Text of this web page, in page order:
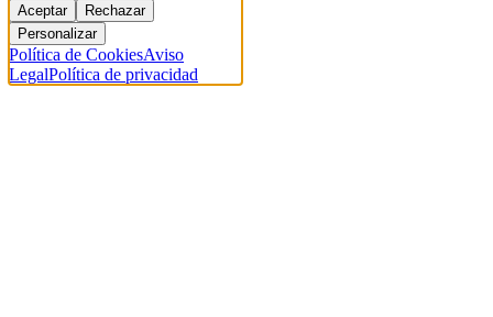
Aceptar
Rechazar
Personalizar
Política de CookiesAviso
LegalPolítica de privacidad